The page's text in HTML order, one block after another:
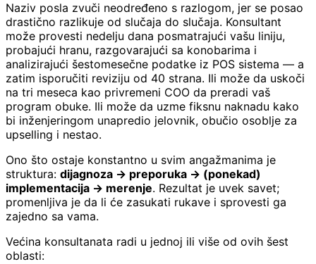
Naziv posla zvuči neodređeno s razlogom, jer se posao
drastično razlikuje od slučaja do slučaja. Konsultant
može provesti nedelju dana posmatrajući vašu liniju,
probajući hranu, razgovarajući sa konobarima i
analizirajući šestomesečne podatke iz POS sistema — a
zatim isporučiti reviziju od 40 strana. Ili može da uskoči
na tri meseca kao privremeni COO da preradi vaš
program obuke. Ili može da uzme fiksnu naknadu kako
bi inženjeringom unapredio jelovnik, obučio osoblje za
upselling i nestao.
Ono što ostaje konstantno u svim angažmanima je
struktura: dijagnoza → preporuka → (ponekad)
implementacija → merenje. Rezultat je uvek savet;
promenljiva je da li će zasukati rukave i sprovesti ga
zajedno sa vama.
Većina konsultanata radi u jednoj ili više od ovih šest
oblasti: